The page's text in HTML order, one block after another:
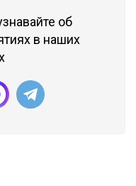
об
в наших